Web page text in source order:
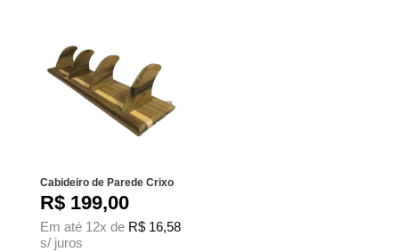
Cabideiro de Parede Crixo
R$ 199,00
Em até 12x de R$ 16,58
s/ juros